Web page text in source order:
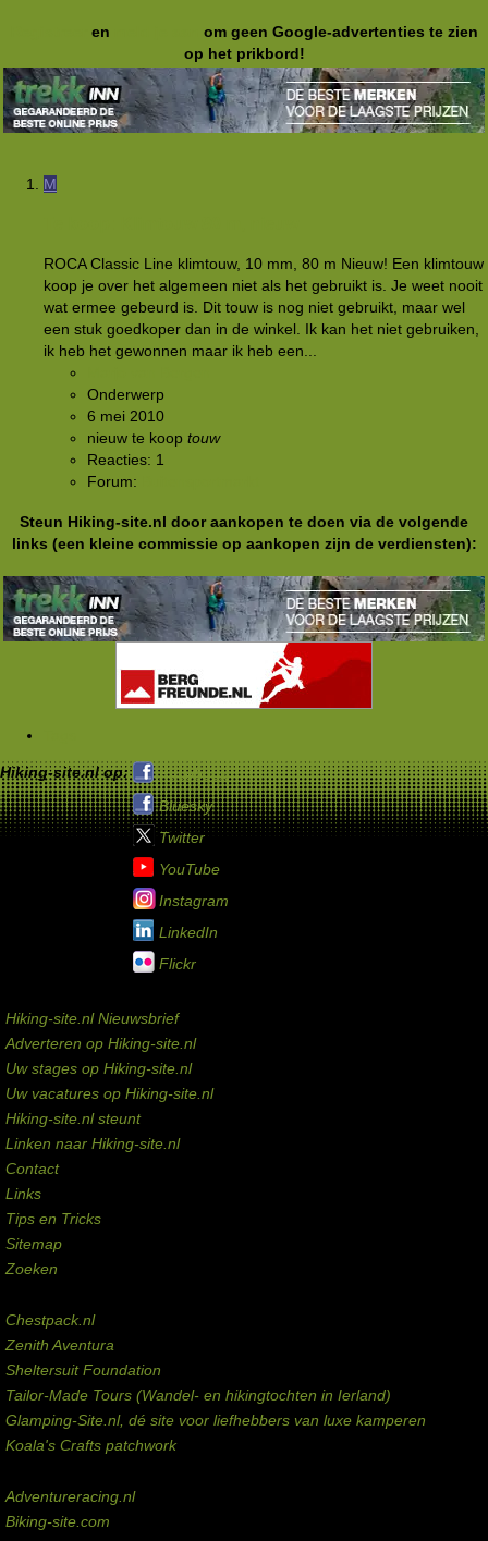
en
om geen Google-advertenties te zien
op het prikbord!
M
ROCA Classic Line klimtouw, 10 mm, 80 m Nieuw! Een klimtouw
koop je over het algemeen niet als het gebruikt is. Je weet nooit
wat ermee gebeurd is. Dit touw is nog niet gebruikt, maar wel
een stuk goedkoper dan in de winkel. Ik kan het niet gebruiken,
ik heb het gewonnen maar ik heb een...
Onderwerp
6 mei 2010
nieuw te koop touw
Reacties: 1
Forum:
Steun Hiking-site.nl door aankopen te doen via de volgende
links (een kleine commissie op aankopen zijn de verdiensten):
Hiking-site.nl op:
Facebook
Bluesky
Twitter
YouTube
Instagram
LinkedIn
Flickr
Hiking-site.nl Nieuwsbrief
Adverteren op Hiking-site.nl
Uw stages op Hiking-site.nl
Uw vacatures op Hiking-site.nl
Hiking-site.nl steunt
Linken naar Hiking-site.nl
Contact
Links
Tips en Tricks
Sitemap
Zoeken
Chestpack.nl
Zenith Aventura
Sheltersuit Foundation
Tailor-Made Tours (Wandel- en hikingtochten in Ierland)
Glamping-Site.nl, dé site voor liefhebbers van luxe kamperen
Koala's Crafts patchwork
Adventureracing.nl
Biking-site.com